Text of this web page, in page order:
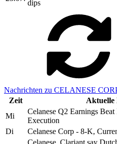
dips
Nachrichten zu CELANESE
Zeit
Aktuelle
Mi
Celanese Q2 Earnings
Execution
Di
Celanese Corp - 8-K,
Celanese, Clariant say